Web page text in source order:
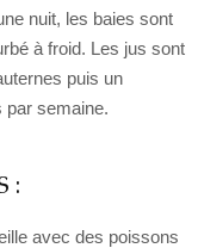
nuit, les baies sont
à froid. Les jus sont
puis un
par semaine.
:
avec des poissons